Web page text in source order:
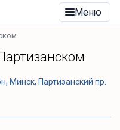
Меню
Минск, Партизанский пр.